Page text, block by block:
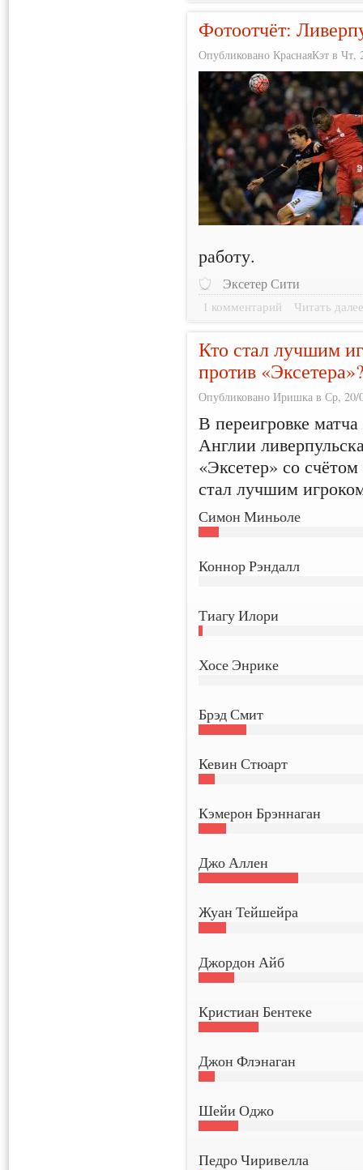
Фотоотчёт:
Опубликовано КраснаяКэт в Чт,
работу.
Эксетер Сити
1 комментарий Читать
Кто стал лучшим
против
Опубликовано Иришка в Ср, 20/
В переигровке
Англии
«Эксетер» со
стал лучшим
Симон Миньоле
Коннор Рэндалл
Тиагу Илори
Хосе Энрике
Брэд Смит
Кевин Стюарт
Кэмерон Брэннаган
Джо Аллен
Жуан Тейшейра
Джордон Айб
Кристиан Бентеке
Джон Флэнаган
Шейи Оджо
Педро Чиривелла